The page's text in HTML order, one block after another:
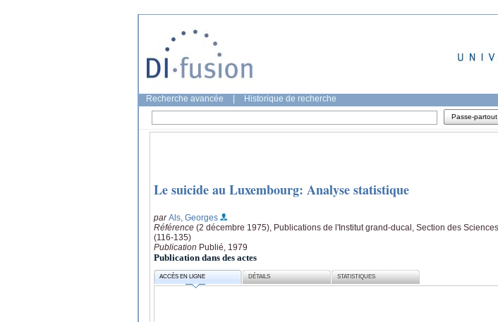
Recherche avancée Historique de recherche
Passe-partout
Le suicide au Luxembourg: Analyse statistique
parAls, Georges
Référence (2 décembre 1975), Publications de l'Institut grand-ducal, Section des
(116-135)
Publication Publié, 1979
Publication dans des actes
ACCÈS EN LIGNE DÉTAILS STATISTIQUES